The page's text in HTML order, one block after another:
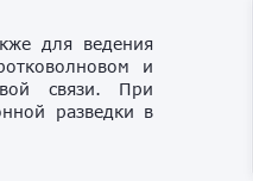
для ведения
и
связи. При
разведки в